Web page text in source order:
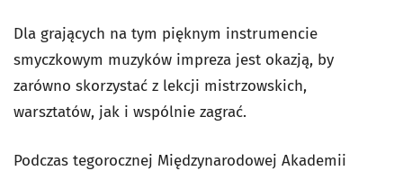
Dla grających na tym pięknym instrumencie
smyczkowym muzyków impreza jest okazją, by
zarówno skorzystać z lekcji mistrzowskich,
warsztatów, jak i wspólnie zagrać.
Podczas tegorocznej Międzynarodowej Akademii